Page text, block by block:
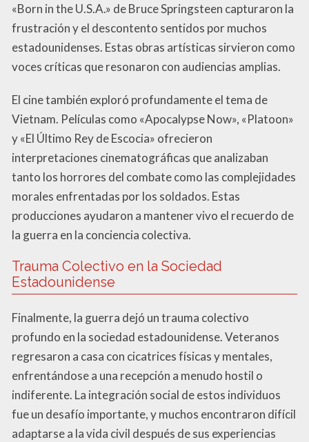
«Born in the U.S.A.» de Bruce Springsteen capturaron la
frustración y el descontento sentidos por muchos
estadounidenses. Estas obras artísticas sirvieron como
voces críticas que resonaron con audiencias amplias.
El cine también exploró profundamente el tema de
Vietnam. Películas como «Apocalypse Now», «Platoon»
y «El Último Rey de Escocia» ofrecieron
interpretaciones cinematográficas que analizaban
tanto los horrores del combate como las complejidades
morales enfrentadas por los soldados. Estas
producciones ayudaron a mantener vivo el recuerdo de
la guerra en la conciencia colectiva.
Trauma Colectivo en la Sociedad
Estadounidense
Finalmente, la guerra dejó un trauma colectivo
profundo en la sociedad estadounidense. Veteranos
regresaron a casa con cicatrices físicas y mentales,
enfrentándose a una recepción a menudo hostil o
indiferente. La integración social de estos individuos
fue un desafío importante, y muchos encontraron difícil
adaptarse a la vida civil después de sus experiencias